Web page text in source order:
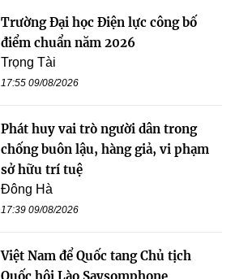
Trường Đại học Điện lực công bố
điểm chuẩn năm 2026
Trọng Tài
17:55 09/08/2026
Phát huy vai trò người dân trong
chống buôn lậu, hàng giả, vi phạm
sở hữu trí tuệ
Đông Hà
17:39 09/08/2026
Việt Nam để Quốc tang Chủ tịch
Quốc hội Lào Saysomphone